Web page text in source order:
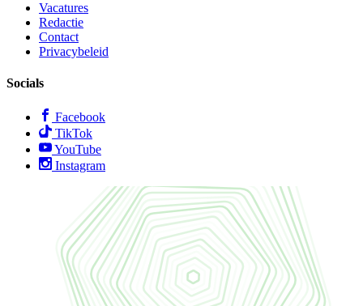
Vacatures
Redactie
Contact
Privacybeleid
Socials
Facebook
TikTok
YouTube
Instagram